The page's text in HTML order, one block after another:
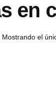
en
Mostrando el